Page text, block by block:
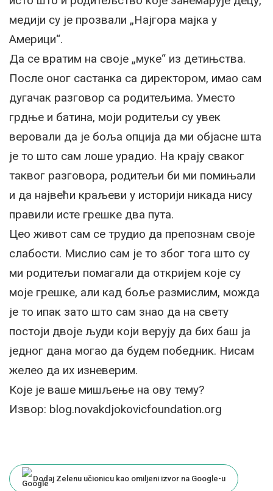
медији су је прозвали „Најгора мајка у
Америци“.
Да се вратим на своје „муке“ из детињства.
После оног састанка са директором, имао сам
дугачак разговор са родитељима. Уместо
грдње и батина, моји родитељи су увек
веровали да је боља опција да ми објасне шта
је то што сам лоше урадио. На крају сваког
таквог разговора, родитељи би ми помињали
и да највећи краљеви у историји никада нису
правили исте грешке два пута.
Цео живот сам се трудио да препознам своје
слабости. Мислио сам је то због тога што су
ми родитељи помагали да откријем које су
моје грешке, али кад боље размислим, можда
је то ипак зато што сам знао да на свету
постоји двоје људи који верују да бих баш ја
једног дана могао да будем победник. Нисам
желео да их изневерим.
Које је ваше мишљење на ову тему?
Извор: blog.novakdjokovicfoundation.org
Dodaj Zelenu učionicu kao omiljeni izvor na Google-u